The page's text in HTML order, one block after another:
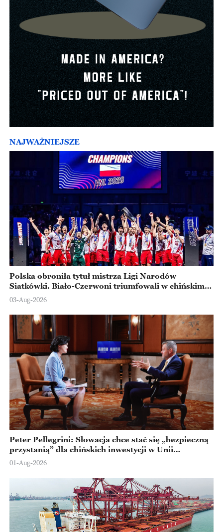
NAJWAŻNIEJSZE
Polska obroniła tytuł mistrza Ligi Narodów
Siatkówki. Biało-Czerwoni triumfowali w chińskim
Ningbo
03-Aug-2026
Peter Pellegrini: Słowacja chce stać się „bezpieczną
przystanią” dla chińskich inwestycji w Unii
Europejskiej
01-Aug-2026